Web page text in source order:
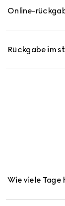
Online-
Rückgabe im
Wie viele Tage